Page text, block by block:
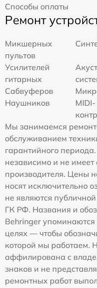
Способы оплаты
Ремонт
Микшерных
пультов
Усилителей
гитарных
Сабвуферов
Наушников
MIDI-
Мы занимаемся
обслуживанием
гарантийного
независимо и не
производителя. Цены
носят исключительно
не являются
ГК РФ. Названия и
Behringer
целях — чтобы
которой мы работаем.
аффилирована с
знаков и не
ремонтных работ